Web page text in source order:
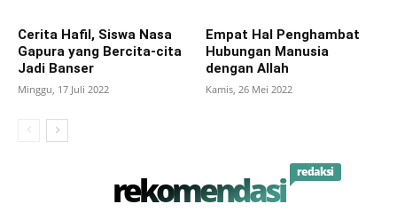
Cerita Hafil, Siswa Nasa
Gapura yang Bercita-cita
Jadi Banser
Minggu, 17 Juli 2022
Empat Hal Penghambat
Hubungan Manusia
dengan Allah
Kamis, 26 Mei 2022
rekomendasi redaksi